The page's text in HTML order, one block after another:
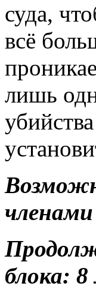
суда,
всё
лишь
блока: